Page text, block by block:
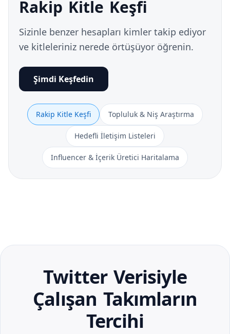
Rakip Kitle Keşfi
Sizinle benzer hesapları kimler takip ediyor
ve kitleleriniz nerede örtüşüyor öğrenin.
Şimdi Keşfedin
Rakip Kitle Keşfi Topluluk & Niş Araştırma
Hedefli İletişim Listeleri
Influencer & İçerik Üretici Haritalama
Twitter Verisiyle
Çalışan Takımların
Tercihi